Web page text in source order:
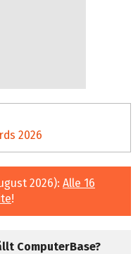
2026
2026): Alle 16
!
ComputerBase?